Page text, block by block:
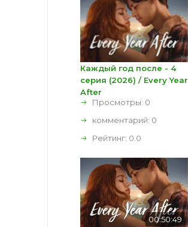
Каждый год после - 4
серия (2026) / Every Year
After
Просмотры: 0
комментарий: 0
Рейтинг: 0.0
00:50:49